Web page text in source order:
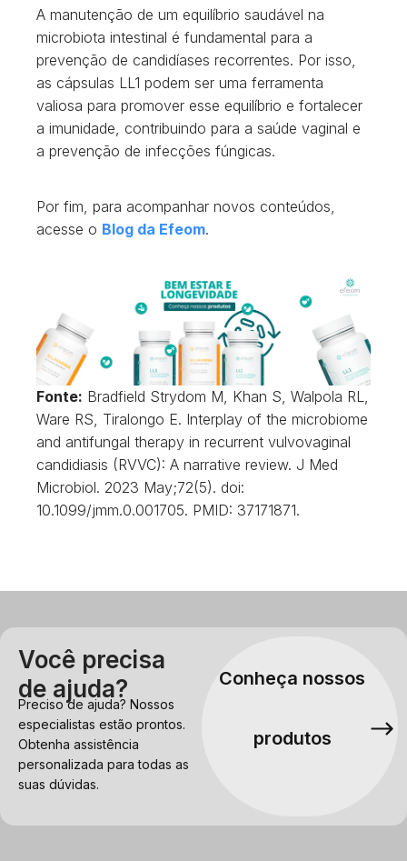
A manutenção de um equilíbrio saudável na
microbiota intestinal é fundamental para a
prevenção de candidíases recorrentes. Por isso,
as cápsulas LL1 podem ser uma ferramenta
valiosa para promover esse equilíbrio e fortalecer
a imunidade, contribuindo para a saúde vaginal e
a prevenção de infecções fúngicas.
Por fim, para acompanhar novos conteúdos,
acesse o Blog da Efeom.
Fonte: Bradfield Strydom M, Khan S, Walpola RL,
Ware RS, Tiralongo E. Interplay of the microbiome
and antifungal therapy in recurrent vulvovaginal
candidiasis (RVVC): A narrative review. J Med
Microbiol. 2023 May;72(5). doi:
10.1099/jmm.0.001705. PMID: 37171871.
Você precisa
de ajuda?
Preciso de ajuda? Nossos
especialistas estão prontos.
Obtenha assistência
personalizada para todas as
suas dúvidas.
Conheça nossos
produtos